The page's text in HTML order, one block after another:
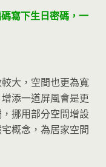
寫下生日密碼，一
大，空間也更為寬
添一道屏風會是更
挪用部分空間增設
概念，為居家空間